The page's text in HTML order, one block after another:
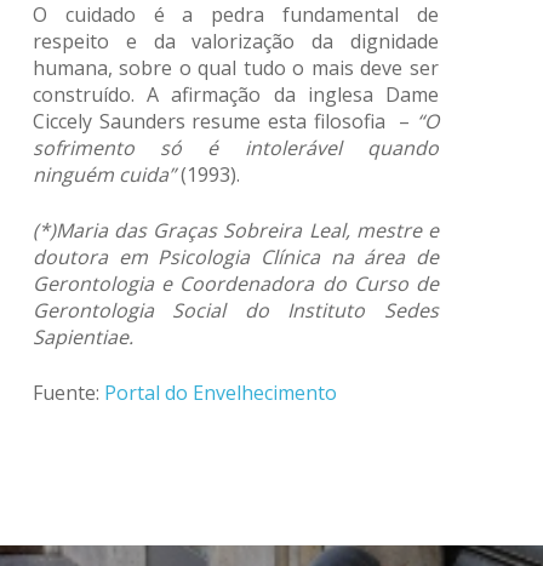
O cuidado é a pedra fundamental de
respeito e da valorização da dignidade
humana, sobre o qual tudo o mais deve ser
construído. A afirmação da inglesa Dame
Ciccely Saunders resume esta filosofia – “O
sofrimento só é intolerável quando
ninguém cuida”(1993).
(*)Maria das Graças Sobreira Leal, mestre e
doutora em Psicologia Clínica na área de
Gerontologia e Coordenadora do Curso de
Gerontologia Social do Instituto Sedes
Sapientiae.
Fuente: Portal do Envelhecimento